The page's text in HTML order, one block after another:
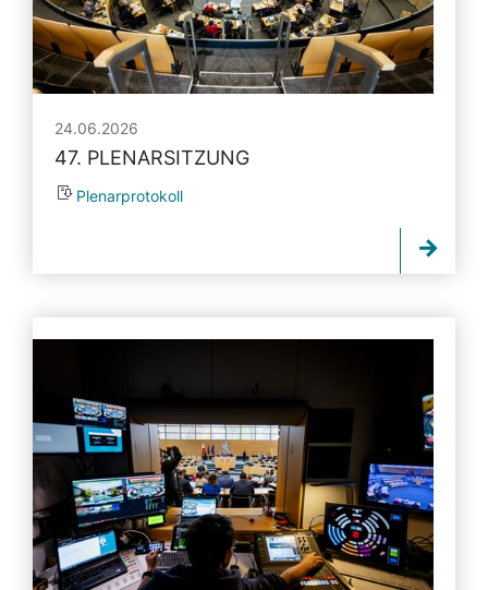
24.06.2026
47. PLENARSITZUNG
Plenarprotokoll